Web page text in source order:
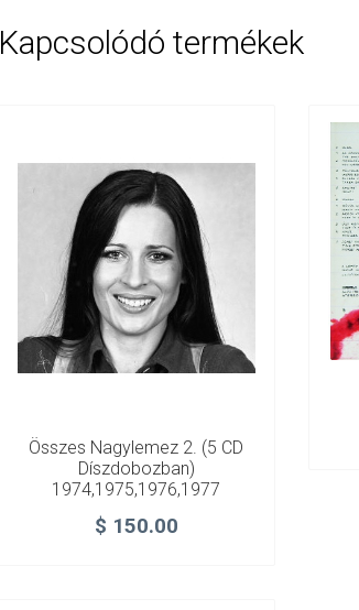
Kapcsolódó termékek
Összes Nagylemez 2. (5 CD
Díszdobozban)
1974,1975,1976,1977
$ 150.00